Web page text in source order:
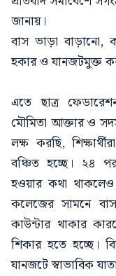
জানায়।
‎বাস ভাড়া বাড়ানো,
হকার ও যানজটমুক্ত
এতে ছাত্র
মৌমিতা আক্তার ও
লক্ষ করছি,
বঞ্চিত হচ্ছে। ২৪
হওয়ার কথা থাকলেও
কলেজের সামনে
কাউন্টার থাকার
শিকার হতে হচ্ছে।
যানজটে স্বাভাবিক